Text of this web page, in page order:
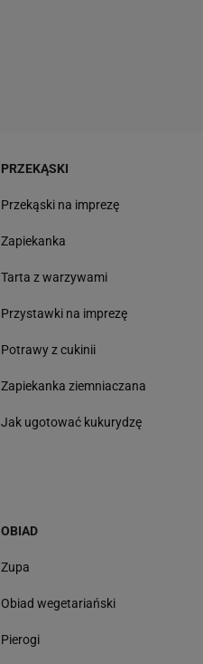
PRZEKĄSKI
Przekąski na imprezę
Zapiekanka
Tarta z warzywami
Przystawki na imprezę
Potrawy z cukinii
Zapiekanka ziemniaczana
Jak ugotować kukurydzę
OBIAD
Zupa
Obiad wegetariański
Pierogi